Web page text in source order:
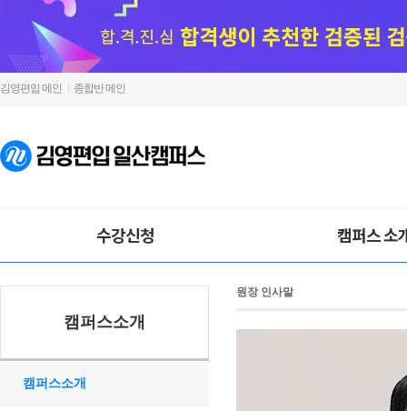
김영편입 메인 종합반 메인
수강신청 캠퍼스 소
캠퍼스소개
캠퍼스소개
원장 인사말